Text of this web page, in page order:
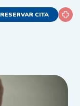
RESERVAR CITA